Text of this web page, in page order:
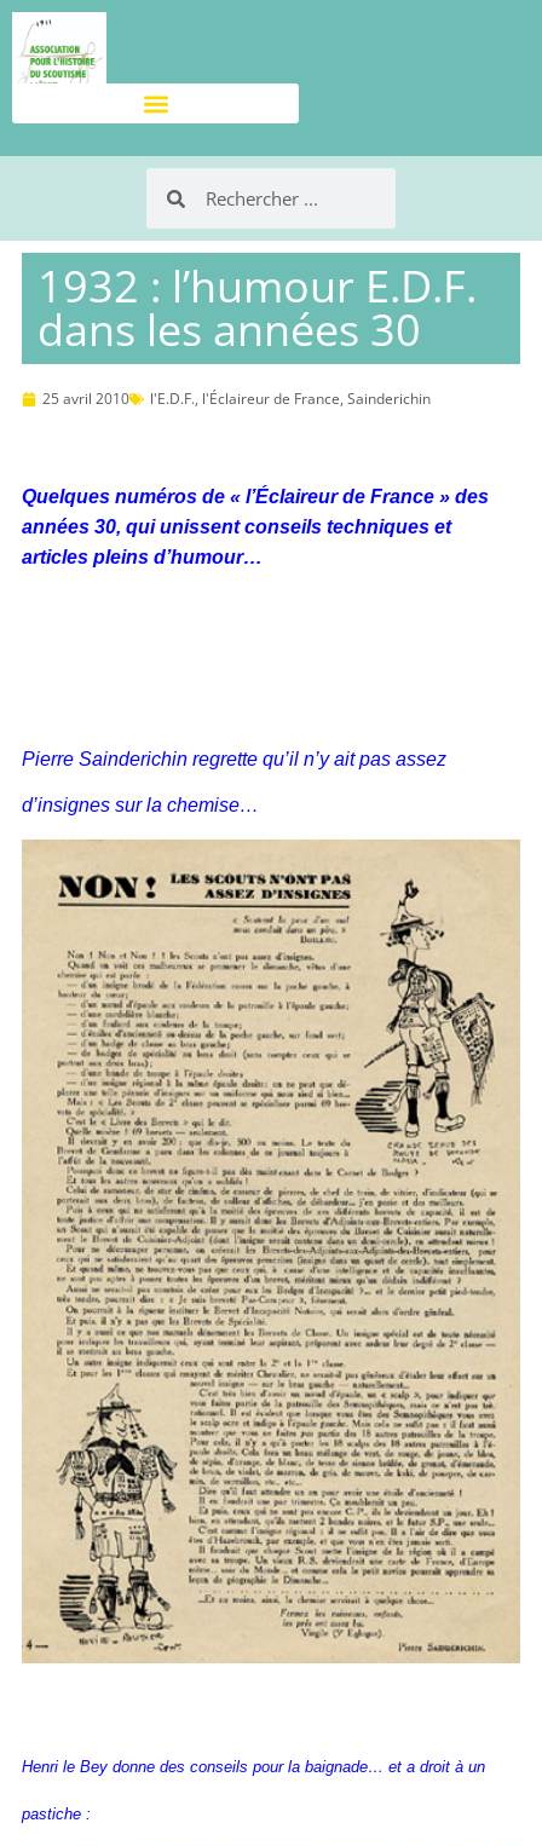
1932 : l’humour E.D.F.
dans les années 30
25 avril 2010 l'E.D.F., l'Éclaireur de France, Sainderichin
Quelques numéros de « l’Éclaireur de France » des
années 30, qui unissent conseils techniques et
articles pleins d’humour…
Pierre Sainderichin regrette qu’il n’y ait pas assez
d’insignes sur la chemise…
Henri le Bey donne des conseils pour la baignade… et a droit à un
pastiche :